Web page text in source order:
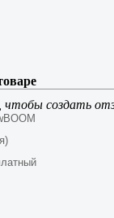
чтобы создать